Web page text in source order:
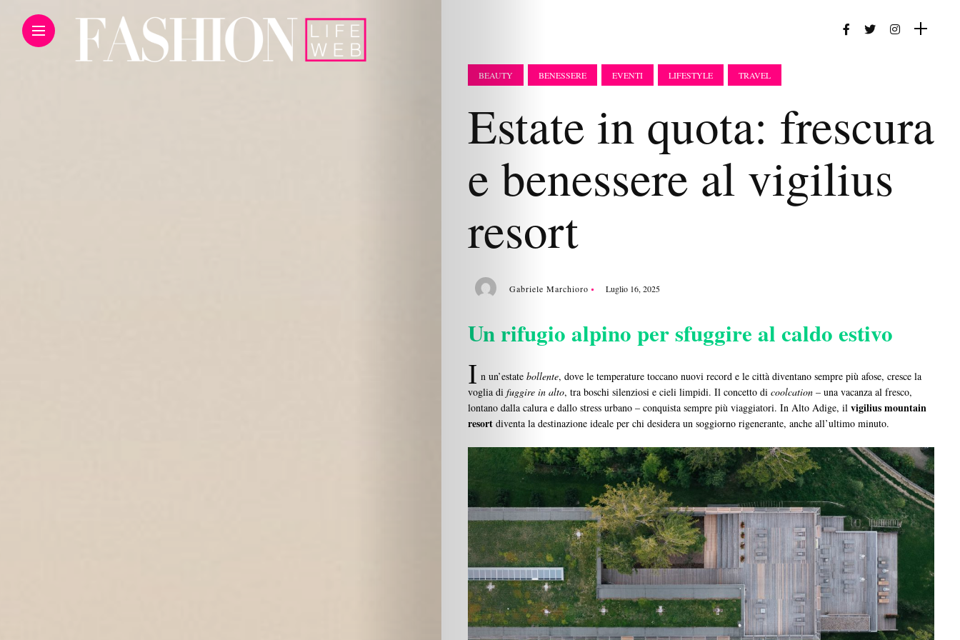
BEAUTY BENESSERE EVENTI LIFESTYLE TRAVEL
Estate in quota: frescura
e benessere al vigilius
resort
Gabriele Marchioro Luglio 16, 2025
Un rifugio alpino per sfuggire al caldo estivo
I n un’estate bollente, dove le temperature toccano nuovi record e le città diventano sempre più afose, cresce la
voglia di fuggire in alto, tra boschi silenziosi e cieli limpidi. Il concetto di coolcation– una vacanza al fresco,
lontano dalla calura e dallo stress urbano – conquista sempre più viaggiatori. In Alto Adige, il vigilius mountain
resortdiventa la destinazione ideale per chi desidera un soggiorno rigenerante, anche all’ultimo minuto.